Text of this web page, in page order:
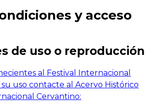
y acceso
de uso o reproducción
al Festival Internacional
uso contacte al Acervo Histórico
Cervantino: